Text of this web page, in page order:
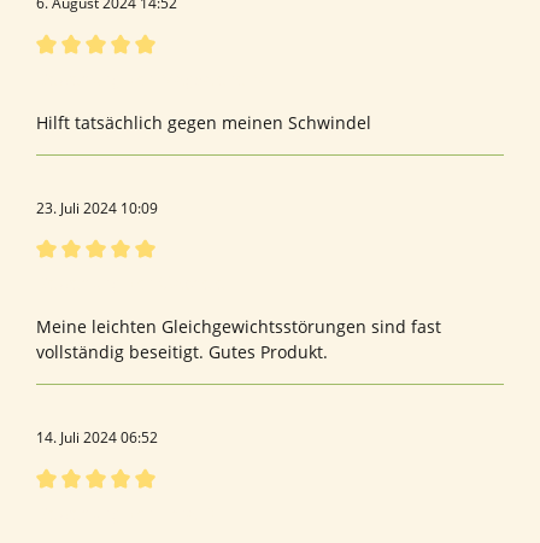
Hilft tatsächlich gegen meinen Schwindel
23. Juli 2024 10:09
Meine leichten Gleichgewichtsstörungen sind fast
vollständig beseitigt. Gutes Produkt.
14. Juli 2024 06:52